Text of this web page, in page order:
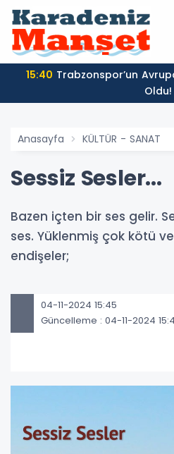
15:40
Oldu!
Anasayfa KÜLTÜR - SANAT
Sessiz Sesler...
Bazen içten bir ses gelir.
ses. Yüklenmiş çok kötü
endişeler;
04-11-2024 15:45
Güncelleme : 04-11-2024